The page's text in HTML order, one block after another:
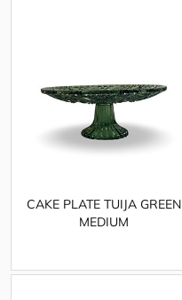
CAKE PLATE TUIJA GREEN
MEDIUM